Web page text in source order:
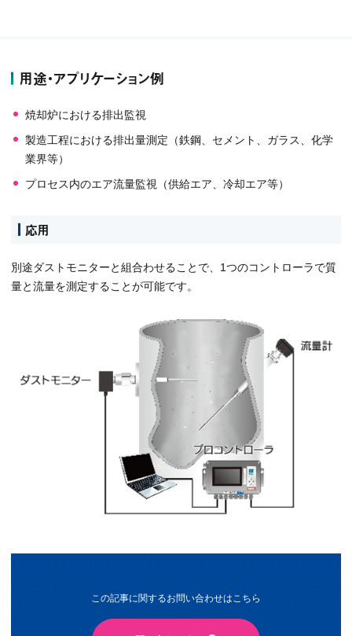
用途・アプリケーション例
焼却炉における排出監視
製造工程における排出量測定（鉄鋼、セメント、ガラス、化学
業界等）
プロセス内のエア流量監視（供給エア、冷却エア等）
応用
別途ダストモニターと組合わせることで、1つのコントローラで質
量と流量を測定することが可能です。
この記事に関するお問い合わせはこちら